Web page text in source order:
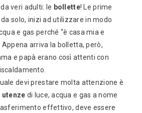
veri adulti: le bollette! Le prime
solo, inizi ad utilizzare in modo
e gas perché “è casa mia e
Appena arriva la bolletta, però,
e papà erano così attenti con
devi prestare molta attenzione è
di luce, acqua e gas a nome
effettivo, deve essere